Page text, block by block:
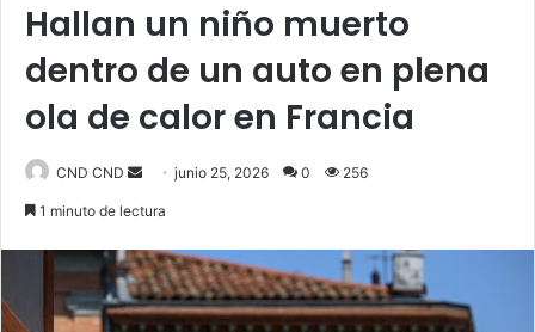
Hallan un niño muerto
dentro de un auto en plena
ola de calor en Francia
CND CND
d
a
n
junio 25, 2026 0 256
1 minuto de lectura